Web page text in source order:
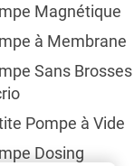
Magnétique
à Membrane
Sans Brosses
Pompe à Vide
Dosing